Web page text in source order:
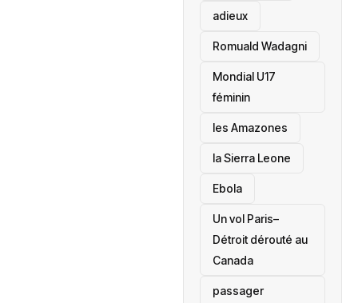
adieux
Romuald Wadagni
Mondial U17
féminin
les Amazones
la Sierra Leone
‎Ebola
Un vol Paris–
Détroit dérouté au
Canada
passager